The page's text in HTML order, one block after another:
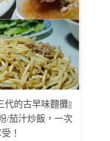
代的古早味麵攤||
/茄汁炒飯，一次
！